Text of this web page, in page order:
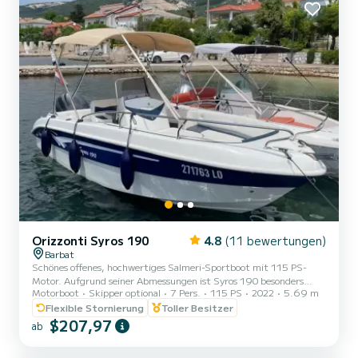
Orizzonti Syros 190 4.8 (11 bewertungen)
Barbat
Schönes offenes, hochwertiges Salmeri-Sportboot mit 115 PS-
Motor. Aufgrund seiner Abmessungen ist Syros 190 besonders
interessant, da es alles hat, was größere Modelle von Sportbooten
mit offener Mittelkonsole haben. Die Syros 190 ist ein Schiff mit
relativ kleinen Abmessungen, aber mit seinem idealen Design,
seiner Ausstattung und seiner guten Motorisierung wird es alle
Motorboot Skipper optional 7 Pers. 115 PS 2022
5.69 m
Flexible Stornierung
Toller Besitzer
ab $207,97